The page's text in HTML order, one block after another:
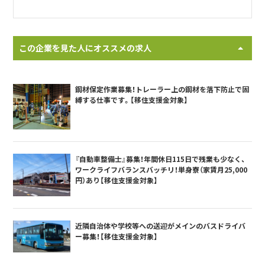
この企業を見た人にオススメの求人
鋼材保定作業募集！トレーラー上の鋼材を落下防止で固
縛する仕事です。【移住支援金対象】
『自動車整備士』募集！年間休日115日で残業も少なく、
ワークライフバランスバッチリ！単身寮（家賃月25,000
円）あり【移住支援金対象】
近隣自治体や学校等への送迎がメインのバスドライバ
ー募集！【移住支援金対象】